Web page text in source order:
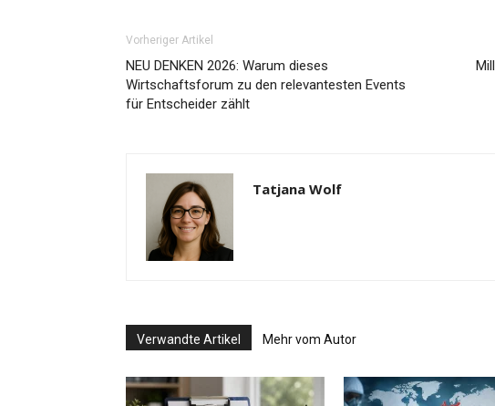
Vorheriger Artikel
NEU DENKEN 2026: Warum dieses
Wirtschaftsforum zu den relevantesten Events
für Entscheider zählt
Tatjana Wolf
Verwandte Artikel Mehr vom Autor